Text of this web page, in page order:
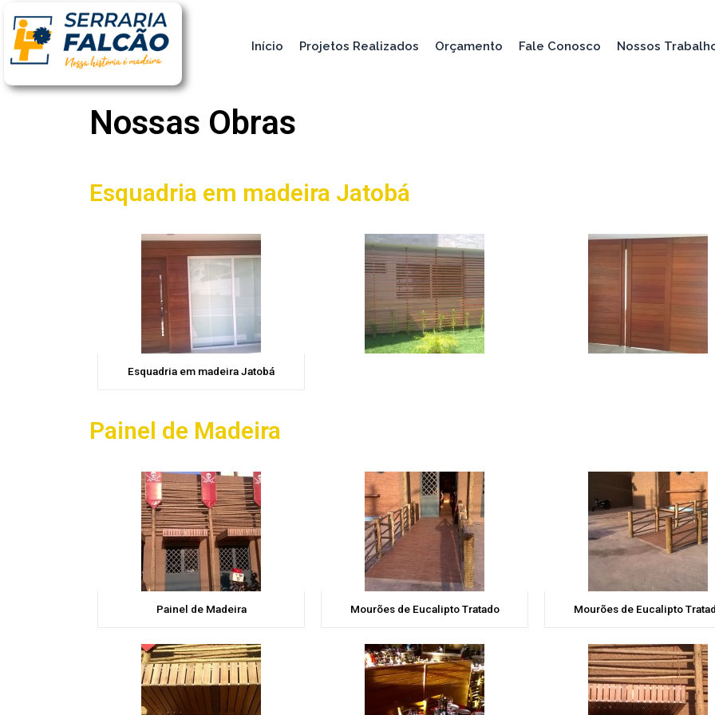
Início Projetos Realizados Orçamento Fale Conosco Nossos
Nossas Obras
Esquadria em madeira Jatobá
Esquadria em madeira Jatobá
Painel de Madeira
Painel de Madeira Mourões de Eucalipto Tratado Mourões de Eucalipto